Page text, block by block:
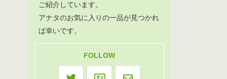
ご紹介しています。
アナタのお気に入りの一品が見つかれ
ば幸いです。
FOLLOW